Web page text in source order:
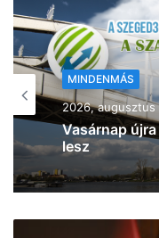
MINDENMÁS
2026, augusztus
Kigyulladt a
egyre jobban